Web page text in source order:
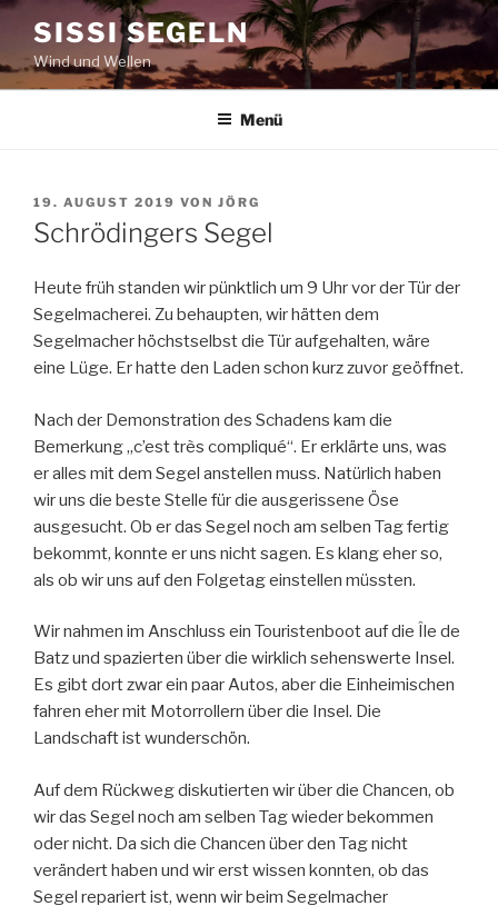
Zum
Inhalt
springen
SISSI SEGELN
Wind und Wellen
Menü
VERÖFFENTLICHT
AM
19. AUGUST 2019 VON JÖRG
Schrödingers Segel
Heute früh standen wir pünktlich um 9 Uhr vor der Tür der
Segelmacherei. Zu behaupten, wir hätten dem
Segelmacher höchstselbst die Tür aufgehalten, wäre
eine Lüge. Er hatte den Laden schon kurz zuvor geöffnet.
Nach der Demonstration des Schadens kam die
Bemerkung „c’est très compliqué“. Er erklärte uns, was
er alles mit dem Segel anstellen muss. Natürlich haben
wir uns die beste Stelle für die ausgerissene Öse
ausgesucht. Ob er das Segel noch am selben Tag fertig
bekommt, konnte er uns nicht sagen. Es klang eher so,
als ob wir uns auf den Folgetag einstellen müssten.
Wir nahmen im Anschluss ein Touristenboot auf die Île de
Batz und spazierten über die wirklich sehenswerte Insel.
Es gibt dort zwar ein paar Autos, aber die Einheimischen
fahren eher mit Motorrollern über die Insel. Die
Landschaft ist wunderschön.
Auf dem Rückweg diskutierten wir über die Chancen, ob
wir das Segel noch am selben Tag wieder bekommen
oder nicht. Da sich die Chancen über den Tag nicht
verändert haben und wir erst wissen konnten, ob das
Segel repariert ist, wenn wir beim Segelmacher